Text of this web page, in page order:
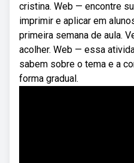
cristina. Web — encontre
imprimir e aplicar em
primeira semana de aula.
acolher. Web — essa
sabem sobre o tema e a
forma gradual.